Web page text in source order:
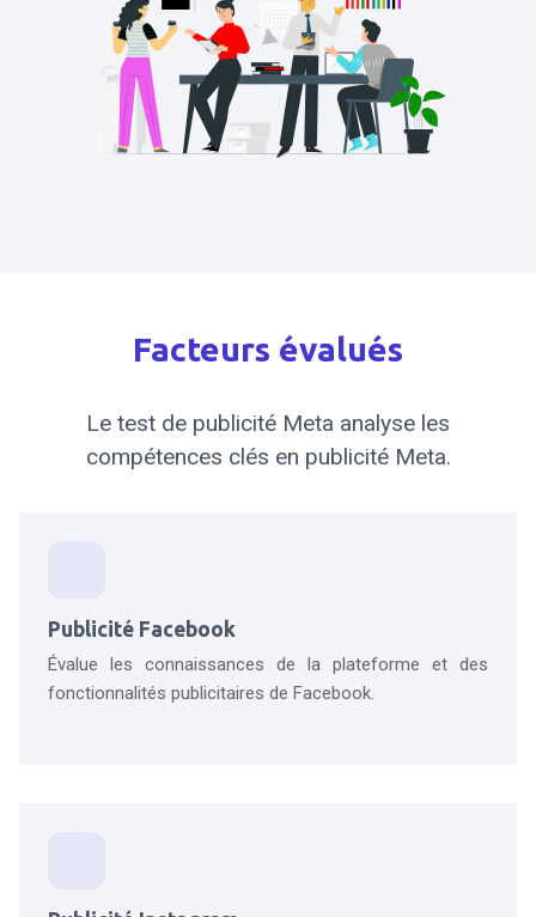
Facteurs évalués
Le test de publicité Meta analyse les
compétences clés en publicité Meta.
Publicité Facebook
Évalue les connaissances de la plateforme et des
fonctionnalités publicitaires de Facebook.